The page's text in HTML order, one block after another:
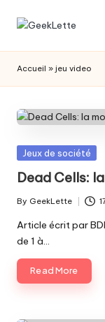
Skip
G
e
e
k
L
e
t
t
e
les
de
société
Accueil » jeu video
Posted
Jeux de société
Dead Cells:
Posted
by
By GeekLette
Article écrit par
de 1 à…
Read More